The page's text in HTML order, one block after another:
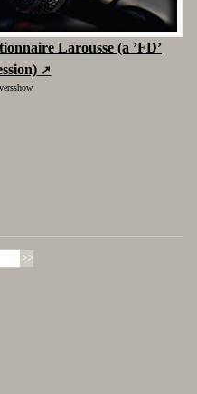
Larousse (a ’FD’